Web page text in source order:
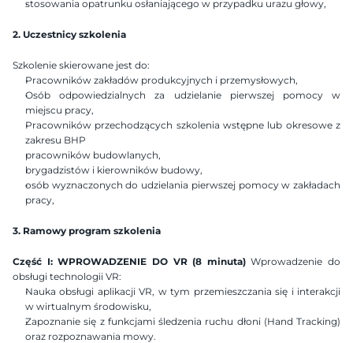
stosowania opatrunku osłaniającego w przypadku urazu głowy,
2. Uczestnicy szkolenia
Szkolenie skierowane jest do:
Pracowników zakładów produkcyjnych i przemysłowych,
Osób odpowiedzialnych za udzielanie pierwszej pomocy w
miejscu pracy,
Pracowników przechodzących szkolenia wstępne lub okresowe z
zakresu BHP
pracowników budowlanych,
brygadzistów i kierowników budowy,
osób wyznaczonych do udzielania pierwszej pomocy w zakładach
pracy,
3. Ramowy program szkolenia
Część I: WPROWADZENIE DO VR (8 minuta) Wprowadzenie do
obsługi technologii VR:
Nauka obsługi aplikacji VR, w tym przemieszczania się i interakcji
w wirtualnym środowisku,
Zapoznanie się z funkcjami śledzenia ruchu dłoni (Hand Tracking)
oraz rozpoznawania mowy.